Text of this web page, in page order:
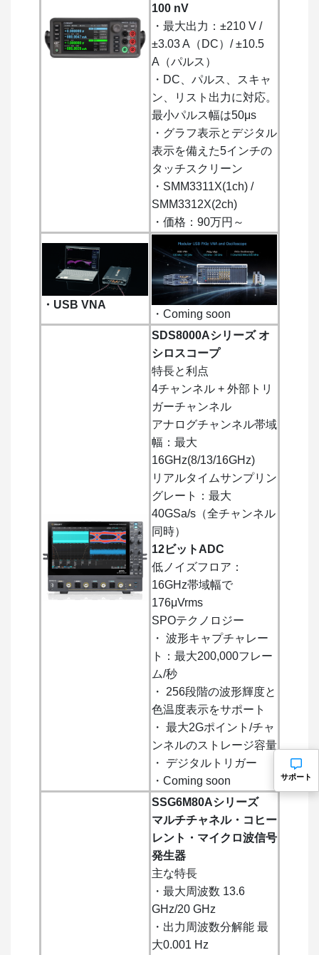
100 nV
・最大出力：±210 V /
±3.03 A（DC）/ ±10.5
A（パルス）
・DC、パルス、スキャ
ン、リスト出力に対応。
最小パルス幅は50μs
・グラフ表示とデジタル
表示を備えた5インチの
タッチスクリーン
・SMM3311X(1ch) /
SMM3312X(2ch)
・価格：90万円～
・USB VNA
・Coming soon
SDS8000Aシリーズ オ
シロスコープ
特長と利点
4チャンネル + 外部トリ
ガーチャンネル
アナログチャンネル帯域
幅：最大
16GHz(8/13/16GHz)
リアルタイムサンプリン
グレート：最大
40GSa/s（全チャンネル
同時）
12ビットADC
低ノイズフロア：
16GHz帯域幅で
176μVrms
SPOテクノロジー
・ 波形キャプチャレー
ト：最大200,000フレー
ム/秒
・ 256段階の波形輝度と
色温度表示をサポート
・ 最大2Gポイント/チャ
ンネルのストレージ容量
・ デジタルトリガー
・Coming soon
SSG6M80Aシリーズ
マルチチャネル・コヒー
レント・マイクロ波信号
発生器
主な特長
・最大周波数 13.6
GHz/20 GHz
・出力周波数分解能 最
大0.001 Hz
サポート